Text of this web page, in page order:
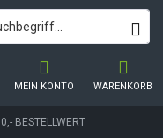
BESTELLWERT
WARENKORB
MEIN KONTO